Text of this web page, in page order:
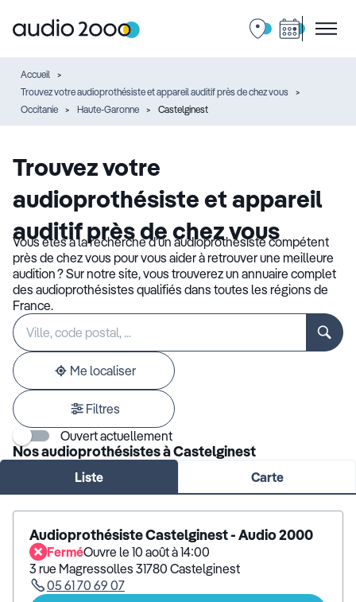
Accueil
Trouvez votre audioprothésiste et appareil auditif près de chez vous
Occitanie
Haute-Garonne Castelginest
Trouvez votre
audioprothésiste et appareil
auditif près de chez vous
Vous êtes à la recherche d’un audioprothésiste compétent
près de chez vous pour vous aider à retrouver une meilleure
audition ? Sur notre site, vous trouverez un annuaire complet
des audioprothésistes qualifiés dans toutes les régions de
France.
Rechercher
établissement
Veuillez
renseigner
une
adresse
Me localiser
Filtres
Ouvert actuellement
Nos audioprothésistes à Castelginest
Liste Carte
Audioprothésiste Castelginest - Audio 2000
FerméOuvre le 10 août à 14:00
3 rue Magressolles 31780 Castelginest
05 61 70 69 07